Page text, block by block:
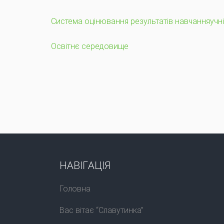
Система оцінювання результатів
Освітнє середовище
НАВІГАЦІЯ
Головна
Вас вітає “Славутинка”